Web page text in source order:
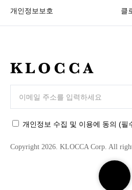
검
색
개인정보보호 클
K
C
C
개인정보 수집 및 이용에 동의 (필
Copyright 2026. KLOCCA Corp. All